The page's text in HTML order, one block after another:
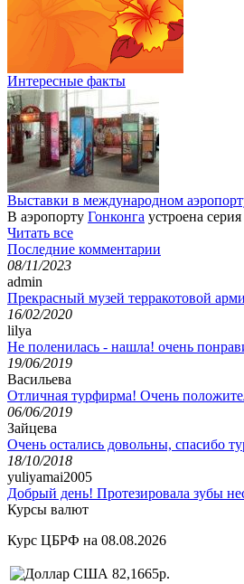
Интересные факты
Выставки в международном
В аэропорту Гонконга устроена
Читать все
Последние комментарии
08/11/2023
admin
Прекрасный музей терракотовой
16/02/2020
lilya
Не поленилась - нашла! очень
19/06/2019
Васильева
Отличная турфирма! Очень
06/06/2019
Зайцева
Очень остались довольны, спасибо
18/10/2018
yuliyamai2005
Добрый день! Протезировала зубы
Курсы валют
Курс ЦБРФ на 08.08.2026
82,1665р.